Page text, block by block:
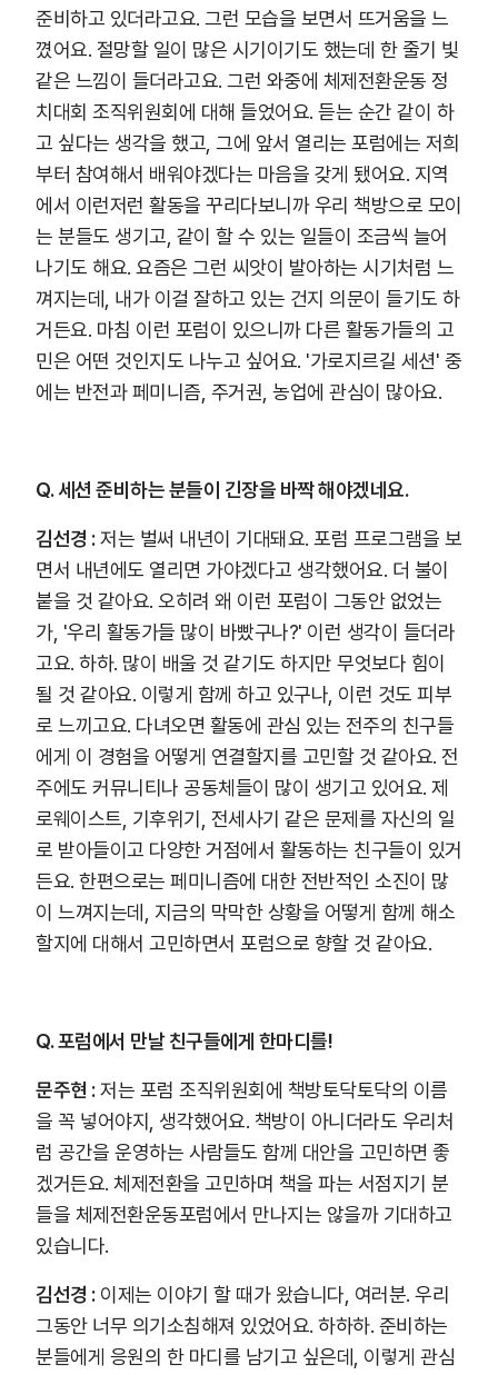
준비하고 있더라고요. 그런 모습을 보면서 뜨거움을 느
꼈어요. 절망할 일이 많은 시기이기도 했는데 한 줄기 빛
같은 느낌이 들더라고요. 그런 와중에 체제전환운동 정
치대회 조직위원회에 대해 들었어요. 듣는 순간 같이 하
고 싶다는 생각을 했고, 그에 앞서 열리는 포럼에는 저희
부터 참여해서 배워야겠다는 마음을 갖게 됐어요. 지역
에서 이런저런 활동을 꾸리다보니까 우리 책방으로 모이
는 분들도 생기고, 같이 할 수 있는 일들이 조금씩 늘어
나기도 해요. 요즘은 그런 씨앗이 발아하는 시기처럼 느
껴지는데, 내가 이걸 잘하고 있는 건지 의문이 들기도 하
거든요. 마침 이런 포럼이 있으니까 다른 활동가들의 고
민은 어떤 것인지도 나누고 싶어요. '가로지르길 세션' 중
에는 반전과 페미니즘, 주거권, 농업에 관심이 많아요.
Q. 세션 준비하는 분들이 긴장을 바짝 해야겠네요.
김선경 :저는 벌써 내년이 기대돼요. 포럼 프로그램을 보
면서 내년에도 열리면 가야겠다고 생각했어요. 더 불이
붙을 것 같아요. 오히려 왜 이런 포럼이 그동안 없었는
가, '우리 활동가들 많이 바빴구나?' 이런 생각이 들더라
고요. 하하. 많이 배울 것 같기도 하지만 무엇보다 힘이
될 것 같아요. 이렇게 함께 하고 있구나, 이런 것도 피부
로 느끼고요. 다녀오면 활동에 관심 있는 전주의 친구들
에게 이 경험을 어떻게 연결할지를 고민할 것 같아요. 전
주에도 커뮤니티나 공동체들이 많이 생기고 있어요. 제
로웨이스트, 기후위기, 전세사기 같은 문제를 자신의 일
로 받아들이고 다양한 거점에서 활동하는 친구들이 있거
든요. 한편으로는 페미니즘에 대한 전반적인 소진이 많
이 느껴지는데, 지금의 막막한 상황을 어떻게 함께 해소
할지에 대해서 고민하면서 포럼으로 향할 것 같아요.
Q. 포럼에서 만날 친구들에게 한마디를!
문주현 :저는 포럼 조직위원회에 책방토닥토닥의 이름
을 꼭 넣어야지, 생각했어요. 책방이 아니더라도 우리처
럼 공간을 운영하는 사람들도 함께 대안을 고민하면 좋
겠거든요. 체제전환을 고민하며 책을 파는 서점지기 분
들을 체제전환운동포럼에서 만나지는 않을까 기대하고
있습니다.
김선경 :이제는 이야기 할 때가 왔습니다, 여러분. 우리
그동안 너무 의기소침해져 있었어요. 하하하. 준비하는
분들에게 응원의 한 마디를 남기고 싶은데, 이렇게 관심